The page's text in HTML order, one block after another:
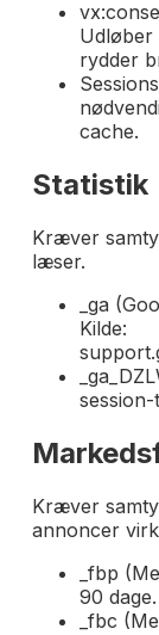
Udløber
rydder
cache.
Statistik
Kræver
læser.
_ga
Kilde:
Kræver
annoncer
_fbp
90 dage.
_fbc